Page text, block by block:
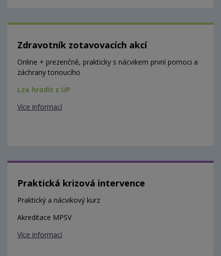
Zdravotník zotavovacích akcí
Online + prezenčně, prakticky s nácvikem první pomoci a
záchrany tonoucího
Lze hradit z ÚP
Více informací
Praktická krizová intervence
Praktický a nácvikový kurz
Akreditace MPSV
Více informací